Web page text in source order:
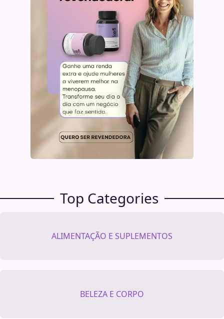
Top Categories
ALIMENTAÇÃO E SUPLEMENTOS
BELEZA E CORPO